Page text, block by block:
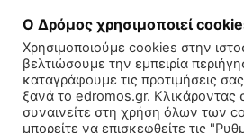
Εγγραφή συνδρομητή Πολιτική
Ο Δρόμος χρησιμοποιεί
Χρησιμοποιούμε cookies στην
βελτιώσουμε την εμπειρία
καταγράφουμε τις προτιμήσεις
ξανά το edromos.gr.
συναινείτε στη χρήση όλων των
μπορείτε να επισκεφθείτε τις